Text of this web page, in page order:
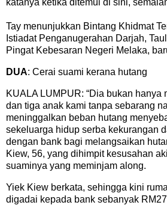
katanya ketika ditemui di sini,
Tay menunjukkan Bintang Khidmat
Istiadat Penganugerahan Darjah,
Pingat Kebesaran Negeri Melaka,
DUA: Cerai suami kerana hutang
KUALA LUMPUR: “Dia bukan hanya
dan tiga anak kami tanpa sebarang
meninggalkan beban hutang
sekeluarga hidup serba kekurangan
dengan bank bagi melangsaikan
Kiew, 56, yang dihimpit kesusahan
suaminya yang meminjam along.
Yiek Kiew berkata, sehingga kini
digadai kepada bank sebanyak